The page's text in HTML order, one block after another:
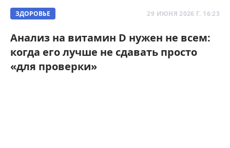
ЗДОРОВЬЕ 29 ИЮНЯ 2026 Г. 16:23
Анализ на витамин D нужен не всем:
когда его лучше не сдавать просто
«для проверки»